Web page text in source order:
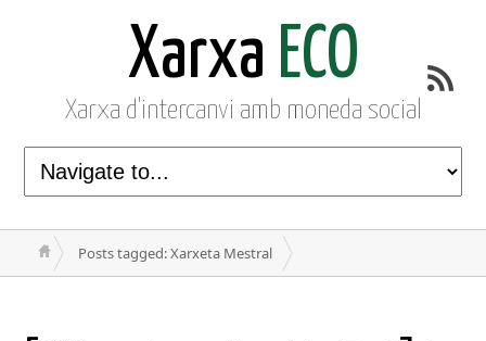
Xarxa ECO
Xarxa d'intercanvi amb moneda social
Posts tagged: Xarxeta Mestral